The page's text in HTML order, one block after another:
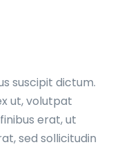
suscipit dictum.
ut, volutpat
erat, ut
sed sollicitudin